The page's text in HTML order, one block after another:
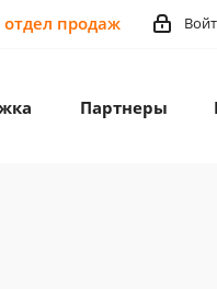
отдел продаж
Партнеры